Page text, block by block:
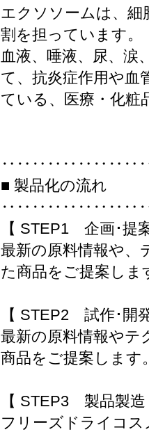
エクソソームは、細
割を担っています。
血液、唾液、尿、
て、抗炎症作用や血
ている、医療・化粧
■ 製品化の流れ
【 STEP1 企画･提
最新の原料情報や、
た商品をご提案しま
【 STEP2 試作･開
最新の原料情報やテ
商品をご提案します
【 STEP3 製品製造
フリーズドライコ